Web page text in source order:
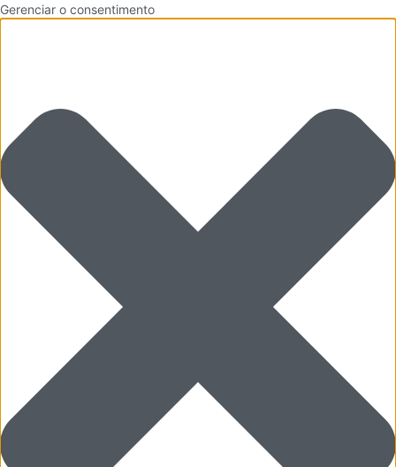
Gerenciar o consentimento